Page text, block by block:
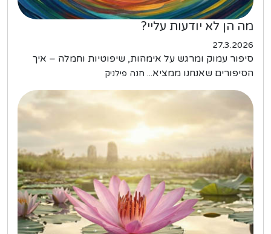
מה הן לא יודעות עליי?
27.3.2026
סיפור עמוק ומרגש על אימהות, שיפוטיות וחמלה – איך
הסיפורים שאנחנו ממציא... חנה פילניק